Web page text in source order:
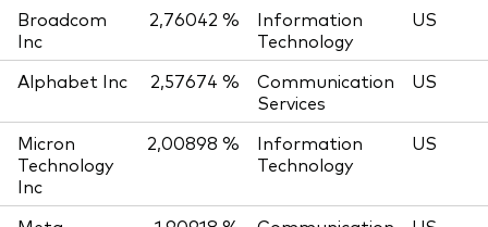
Broadcom
Inc
2,76042 %
Information
Technology
US
Alphabet Inc 2,57674 %
Communication
Services
US
Micron
Technology
Inc
2,00898 %
Information
Technology
US